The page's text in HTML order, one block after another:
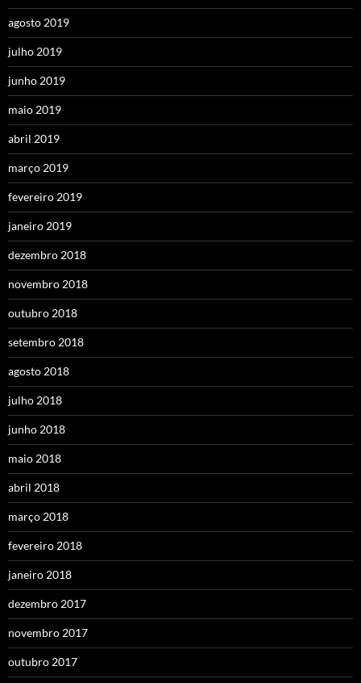
agosto 2019
julho 2019
junho 2019
maio 2019
abril 2019
março 2019
fevereiro 2019
janeiro 2019
dezembro 2018
novembro 2018
outubro 2018
setembro 2018
agosto 2018
julho 2018
junho 2018
maio 2018
abril 2018
março 2018
fevereiro 2018
janeiro 2018
dezembro 2017
novembro 2017
outubro 2017